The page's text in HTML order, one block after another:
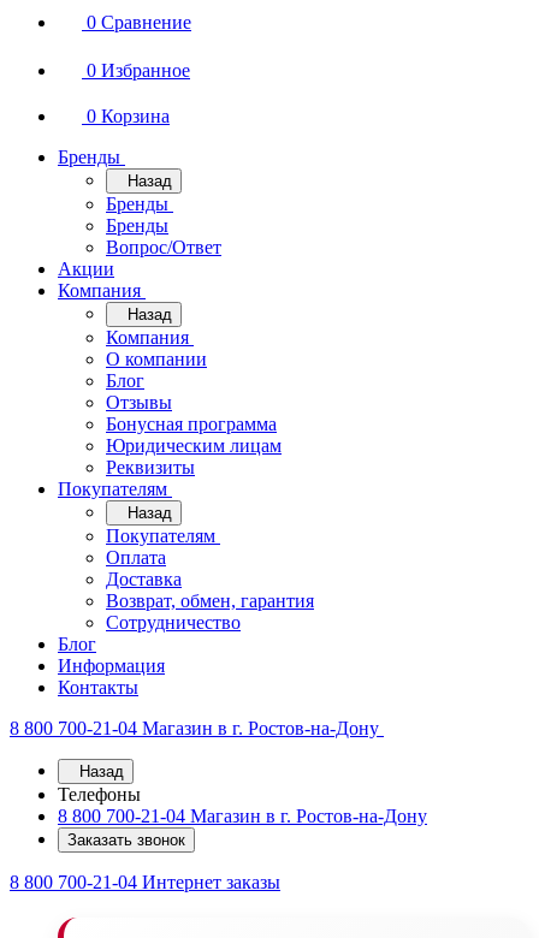
0 Сравнение
0 Избранное
0 Корзина
Бренды
Назад
Бренды
Бренды
Вопрос/Ответ
Акции
Компания
Назад
Компания
О компании
Блог
Отзывы
Бонусная программа
Юридическим лицам
Реквизиты
Покупателям
Назад
Покупателям
Оплата
Доставка
Возврат, обмен, гарантия
Сотрудничество
Блог
Информация
Контакты
8 800 700-21-04 Магазин в г. Ростов-на-Дону
Назад
Телефоны
8 800 700-21-04 Магазин в г. Ростов-на-Дону
Заказать звонок
8 800 700-21-04 Интернет заказы